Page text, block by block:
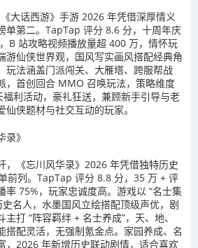
大话西游》手游 2026 年凭借深厚情义
单第二。TapTap 评分 8.6 分，十周年庆
B 站攻略视频播放量超 400 万，情怀玩
游仙侠世界观，国风写实画风搭配经典角
玩法涵盖门派闯关、大雁塔、跨服帮战
，首创回合 MMO 召唤玩法，策略维度
利活动，豪礼狂送，兼顾新手引导与老
侠题材与社交互动的玩家。
》
，《忘川风华录》2026 年凭借独特历史
前列。TapTap 评分 8.8 分，35 万 + 评
率 75%，玩家忠诚度高。游戏以 “名士集
名人，水墨国风立绘搭配顶级声优，剧
打 “阵容羁绊 + 名士养成”，天、地、
搭配灵活，无强制氪金点。家园养成、名
，2026 年新增历史联动剧情，适合喜欢